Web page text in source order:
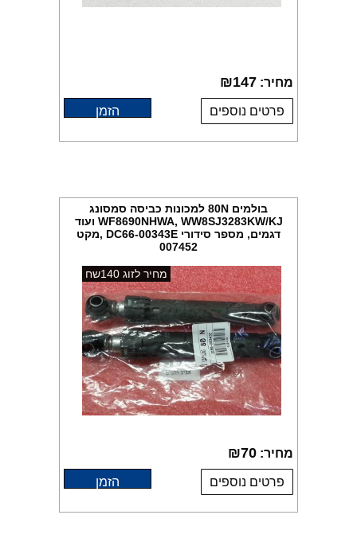
מחיר: ₪147
פרטים נוספים הזמן
בולמים 80N למכונות כביסה סמסונג
WF8690NHWA, WW8SJ3283KW/KJ ועוד
דגמים, מספר סידורי DC66-00343E ,מקט
007452
מחיר לזוג 140שח
מחיר: ₪70
פרטים נוספים הזמן